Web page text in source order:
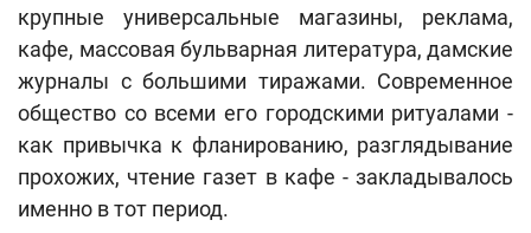
крупные универсальные магазины, реклама,
кафе, массовая бульварная литература, дамские
журналы с большими тиражами. Современное
общество со всеми его городскими ритуалами -
как привычка к фланированию, разглядывание
прохожих, чтение газет в кафе - закладывалось
именно в тот период.